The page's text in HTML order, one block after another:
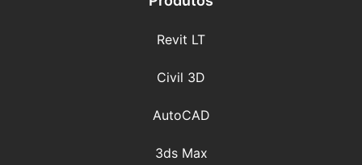
Revit LT
Civil 3D
AutoCAD
3ds Max